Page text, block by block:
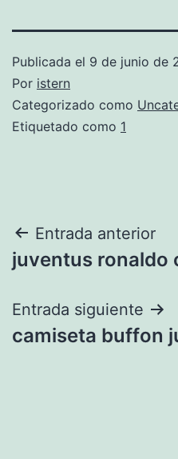
Publicada el 9 de junio de
Por istern
Categorizado como
Etiquetado como 1
Navegación
de
entradas
Entrada anterior
juventus ronaldo
Entrada siguiente
camiseta buffon